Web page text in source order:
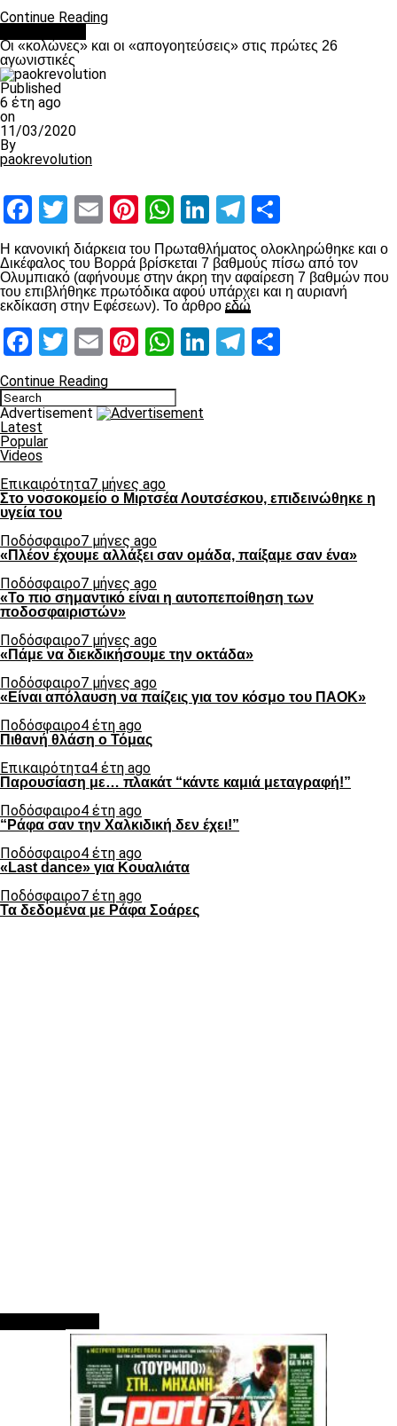
Continue Reading
Οι «κολώνες» και οι «απογοητεύσεις» στις πρώτες 26
αγωνιστικές
Published
6 έτη ago
on
11/03/2020
By
paokrevolution
Facebook
Twitter
EmailPinterest
WhatsApp
LinkedIn
Telegram
Η κανονική διάρκεια του Πρωταθλήματος ολοκληρώθηκε και ο
Δικέφαλος του Βορρά βρίσκεται 7 βαθμούς πίσω από τον
Ολυμπιακό (αφήνουμε στην άκρη την αφαίρεση 7 βαθμών που
του επιβλήθηκε πρωτόδικα αφού υπάρχει και η αυριανή
εκδίκαση στην Εφέσεων). Το άρθρο εδώ
Facebook
Twitter
EmailPinterest
WhatsApp
LinkedIn
Telegram
Continue Reading
Advertisement
Latest
Popular
Videos
Επικαιρότητα7 μήνες ago
Στο νοσοκομείο ο Μιρτσέα Λουτσέσκου, επιδεινώθηκε η
υγεία του
Ποδόσφαιρο7 μήνες ago
«Πλέον έχουμε αλλάξει σαν ομάδα, παίξαμε σαν ένα»
Ποδόσφαιρο7 μήνες ago
«Το πιο σημαντικό είναι η αυτοπεποίθηση των
ποδοσφαιριστών»
Ποδόσφαιρο7 μήνες ago
«Πάμε να διεκδικήσουμε την οκτάδα»
Ποδόσφαιρο7 μήνες ago
«Είναι απόλαυση να παίζεις για τον κόσμο του ΠΑΟΚ»
Ποδόσφαιρο4 έτη ago
Πιθανή θλάση ο Τόμας
Επικαιρότητα4 έτη ago
Παρουσίαση με… πλακάτ “κάντε καμιά μεταγραφή!”
Ποδόσφαιρο4 έτη ago
“Ράφα σαν την Χαλκιδική δεν έχει!”
Ποδόσφαιρο4 έτη ago
«Last dance» για Κουαλιάτα
Ποδόσφαιρο7 έτη ago
Τα δεδομένα με Ράφα Σοάρες